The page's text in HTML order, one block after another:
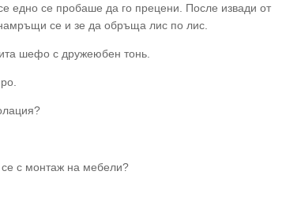
едно се пробаше да го прецени. После извади от
се и зе да обръща лис по лис.
шефо с дружеюбен тонь.
с монтаж на мебели?